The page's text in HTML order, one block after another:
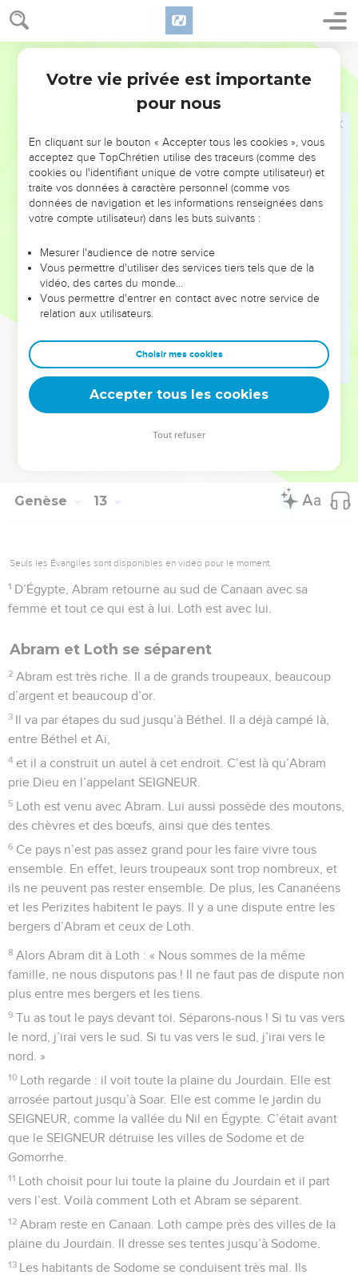
Genèse 12
14 Quand Abram arrive en Égypte, les Égyptiens voient que
sa femme est très belle.
sur elle à leur maître. On conduit alors la femme dans le
Grâce à elle, le roi d’Égypte reçoit bien Abram. Il lui donne
des moutons, des chèvres et des bœufs, des serviteurs et
des servantes, des ânes, des ânesses et des chameaux.
Mais le SEIGNEUR frappe le roi d’Égypte et sa famille de
grands malheurs, à cause de Saraï, la femme d’Abram.
fait là ? Tu ne m’as pas dit que c’était ta femme ! Pourquoi
donc ?
Tu as dit qu’elle était ta sœur. Pourquoi ? Et moi, je l’ai
prise pour femme ! Maintenant, voilà ta femme ! Prends-la et
Le roi d’Égypte donne des ordres à ses serviteurs. Ils
reconduisent Abram à la frontière avec sa femme et tout ce
qui est à lui.
© Société biblique française – Bibli’O, 2000, avec autorisation. Pour vous procurer
Genèse 13
Seuls les Évangiles sont disponibles en vidéo pour le moment.
1 D’Égypte, Abram retourne au sud de Canaan avec sa
femme et tout ce qui est à lui. Loth est avec lui.
Abram et Loth se séparent
2 Abram est très riche. Il a de grands troupeaux, beaucoup
d’argent et beaucoup d’or.
3 Il va par étapes du sud jusqu’à Béthel. Il a déjà campé là,
entre Béthel et Aï,
4 et il a construit un autel à cet endroit. C’est là qu’Abram
prie Dieu en l’appelant SEIGNEUR.
5 Loth est venu avec Abram. Lui aussi possède des moutons,
des chèvres et des bœufs, ainsi que des tentes.
6 Ce pays n’est pas assez grand pour les faire vivre tous
ensemble. En effet, leurs troupeaux sont trop nombreux, et
ils ne peuvent pas rester ensemble. De plus, les Cananéens
et les Perizites habitent le pays. Il y a une dispute entre les
bergers d’Abram et ceux de Loth.
8 Alors Abram dit à Loth : « Nous sommes de la même
famille, ne nous disputons pas ! Il ne faut pas de dispute non
plus entre mes bergers et les tiens.
9 Tu as tout le pays devant toi. Séparons-nous ! Si tu vas vers
le nord, j’irai vers le sud. Si tu vas vers le sud, j’irai vers le
nord. »
10 Loth regarde : il voit toute la plaine du Jourdain. Elle est
arrosée partout jusqu’à Soar. Elle est comme le jardin du
SEIGNEUR, comme la vallée du Nil en Égypte. C’était avant
que le SEIGNEUR détruise les villes de Sodome et de
Gomorrhe.
11 Loth choisit pour lui toute la plaine du Jourdain et il part
vers l’est. Voilà comment Loth et Abram se séparent.
12 Abram reste en Canaan. Loth campe près des villes de la
plaine du Jourdain. Il dresse ses tentes jusqu’à Sodome.
13 Les habitants de Sodome se conduisent très mal. Ils
Votre vie privée est importante
pour nous
En cliquant sur le bouton « Accepter tous les cookies », vous
acceptez que TopChrétien utilise des traceurs (comme des
cookies ou l'identifiant unique de votre compte utilisateur) et
traite vos données à caractère personnel (comme vos
données de navigation et les informations renseignées dans
votre compte utilisateur) dans les buts suivants :
Mesurer l'audience de notre service
Vous permettre d'utiliser des services tiers tels que de la
vidéo, des cartes du monde…
Vous permettre d'entrer en contact avec notre service de
relation aux utilisateurs.
Choisir mes cookies
Accepter tous les cookies
Tout refuser